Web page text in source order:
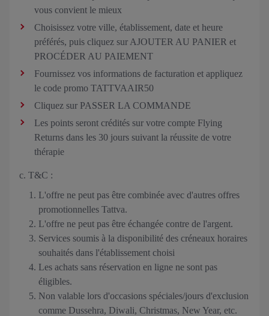
vous convient le mieux
Choisissez votre ville, établissement, date et heure
préférés, puis cliquez sur AJOUTER AU PANIER et
PROCÉDER AU PAIEMENT
Fournissez vos informations de facturation et appliquez
le code promo TATTVAAIR50
Cliquez sur PASSER LA COMMANDE
Les points seront crédités sur votre compte Flying
Returns dans les 30 jours suivant la réussite de votre
thérapie
c. T&C :
L'offre ne peut pas être combinée avec d'autres offres
promotionnelles Tattva.
L'offre ne peut pas être échangée contre de l'argent.
Services soumis à la disponibilité des créneaux horaires
souhaités dans l'établissement choisi
Les achats sans réservation en ligne ne sont pas
éligibles.
Non valable lors d'occasions spéciales/jours d'exclusion
comme Dussehra, Diwali, Christmas, New Year, etc.